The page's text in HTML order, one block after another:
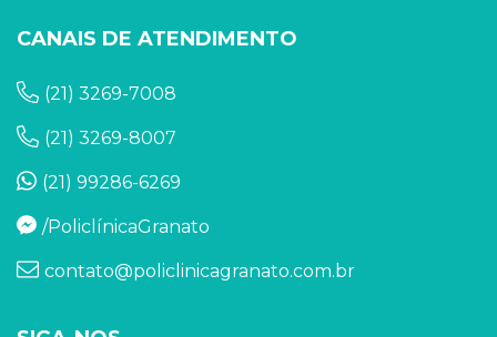
CANAIS DE ATENDIMENTO
(21) 3269-7008
(21) 3269-8007
(21) 99286-6269
/PoliclínicaGranato
contato@policlinicagranato.com.br